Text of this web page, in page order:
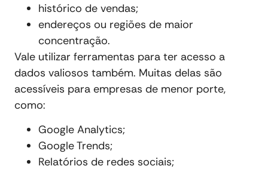
histórico de vendas;
endereços ou regiões de maior
concentração.
Vale utilizar ferramentas para ter acesso a
dados valiosos também. Muitas delas são
acessíveis para empresas de menor porte,
como:
Google Analytics;
Google Trends;
Relatórios de redes sociais;